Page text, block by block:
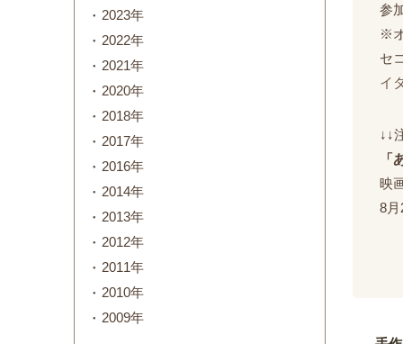
参
※
セ
イ
↓↓
「
映
8
2023年
2022年
2021年
2020年
2018年
2017年
2016年
2014年
2013年
2012年
2011年
2010年
2009年